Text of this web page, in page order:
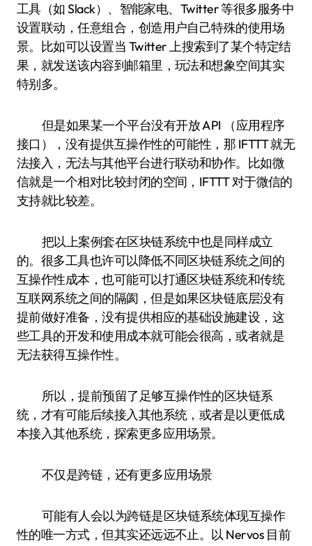
工具（如 Slack）、智能家电、Twitter 等很多服务中
设置联动，任意组合，创造用户自己特殊的使用场
景。比如可以设置当 Twitter 上搜索到了某个特定结
果，就发送该内容到邮箱里，玩法和想象空间其实
特别多。
但是如果某一个平台没有开放 API （应用程序
接口），没有提供互操作性的可能性，那 IFTTT 就无
法接入，无法与其他平台进行联动和协作。比如微
信就是一个相对比较封闭的空间，IFTTT 对于微信的
支持就比较差。
把以上案例套在区块链系统中也是同样成立
的。很多工具也许可以降低不同区块链系统之间的
互操作性成本，也可能可以打通区块链系统和传统
互联网系统之间的隔阂，但是如果区块链底层没有
提前做好准备，没有提供相应的基础设施建设，这
些工具的开发和使用成本就可能会很高，或者就是
无法获得互操作性。
所以，提前预留了足够互操作性的区块链系
统，才有可能后续接入其他系统，或者是以更低成
本接入其他系统，探索更多应用场景。
不仅是跨链，还有更多应用场景
可能有人会以为跨链是区块链系统体现互操作
性的唯一方式，但其实还远远不止。以 Nervos 目前